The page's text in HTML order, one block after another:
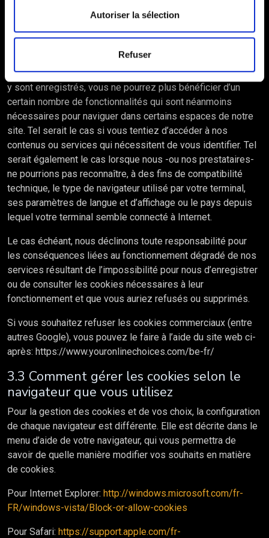
Autoriser la sélection
Refuser
uniquement par leur émetteur.
3.2 Les refus des cookies
Si vous refusez l’enregistrement de certains types de
cookies dans votre terminal, ou si vous supprimez ceux qui
y sont enregistrés, vous ne pourrez plus bénéficier d’un
certain nombre de fonctionnalités qui sont néanmoins
nécessaires pour naviguer dans certains espaces de notre
site. Tel serait le cas si vous tentiez d’accéder à nos
contenus ou services qui nécessitent de vous identifier. Tel
serait également le cas lorsque nous -ou nos prestataires-
ne pourrions pas reconnaître, à des fins de compatibilité
technique, le type de navigateur utilisé par votre terminal,
ses paramètres de langue et d’affichage ou le pays depuis
lequel votre terminal semble connecté à Internet.
Le cas échéant, nous déclinons toute responsabilité pour
les conséquences liées au fonctionnement dégradé de nos
services résultant de l’impossibilité pour nous d’enregistrer
ou de consulter les cookies nécessaires à leur
fonctionnement et que vous auriez refusés ou supprimés.
Si vous souhaitez refuser les cookies commerciaux (entre
autres Google), vous pouvez le faire à l’aide du site web ci-
après: https://www.youronlinechoices.com/be-fr/
3.3 Comment gérer les cookies selon le
navigateur que vous utilisez
Pour la gestion des cookies et de vos choix, la configuration
de chaque navigateur est différente. Elle est décrite dans le
menu d’aide de votre navigateur, qui vous permettra de
savoir de quelle manière modifier vos souhaits en matière
de cookies.
Pour Internet Explorer: http://windows.microsoft.com/fr-
FR/windows-vista/Block-or-allow-cookies
Pour Safari: https://support.apple.com/fr-